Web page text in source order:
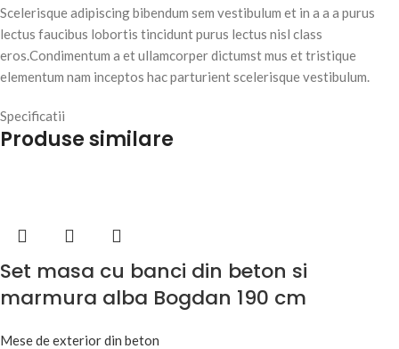
Scelerisque adipiscing bibendum sem vestibulum et in a a a purus
lectus faucibus lobortis tincidunt purus lectus nisl class
eros.Condimentum a et ullamcorper dictumst mus et tristique
elementum nam inceptos hac parturient scelerisque vestibulum.
Specificatii
Produse similare
Set masa cu banci din beton si
marmura alba Bogdan 190 cm
Mese de exterior din beton